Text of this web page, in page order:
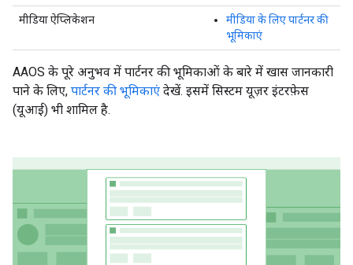
मीडिया ऐप्लिकेशन
मीडिया के लिए पार्टनर की
भूमिकाएं
AAOS के पूरे अनुभव में पार्टनर की भूमिकाओं के बारे में खास जानकारी
पाने के लिए, पार्टनर की भूमिकाएं देखें. इसमें सिस्टम यूज़र इंटरफ़ेस
(यूआई) भी शामिल है.